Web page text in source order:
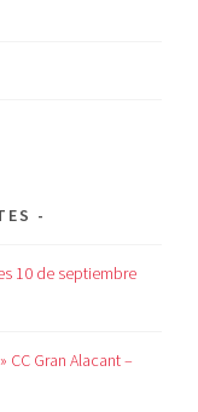
10 de septiembre
CC Gran Alacant –